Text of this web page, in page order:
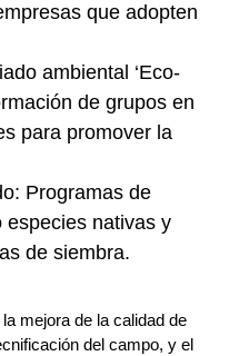
que adopten
ambiental ‘Eco-
de grupos en
para promover la
Programas de
especies nativas y
de siembra.
mejora de la calidad de
del campo, y el